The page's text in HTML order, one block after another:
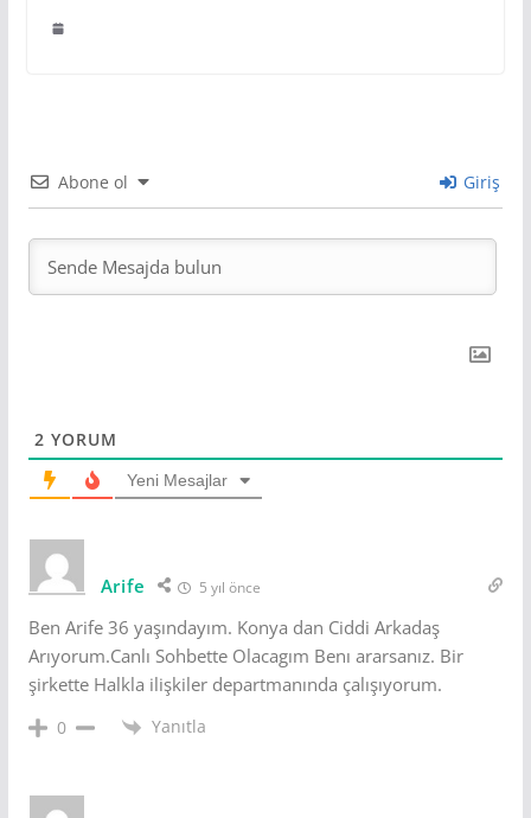
Abone ol Giriş
2 YORUM
Yeni Mesajlar
Arife 5 yıl önce
Ben Arife 36 yaşındayım. Konya dan Ciddi Arkadaş
Arıyorum.Canlı Sohbette Olacagım Benı ararsanız. Bir
şirkette Halkla ilişkiler departmanında çalışıyorum.
0 Yanıtla